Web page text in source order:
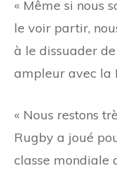
« Même si nous
le voir partir,
à le dissuader
ampleur avec la
« Nous restons
Rugby a joué
classe mondiale